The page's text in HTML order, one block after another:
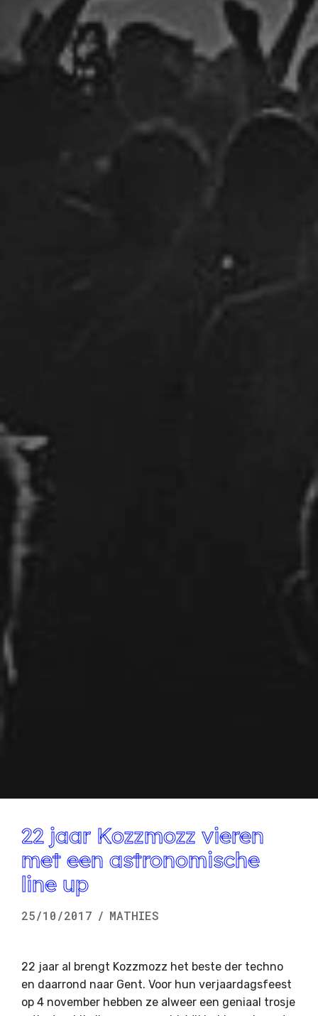
22 jaar Kozzmozz vieren
met een astronomische
line up
25/10/2017 / MATHIES
22 jaar al brengt Kozzmozz het beste der techno
en daarrond naar Gent. Voor hun verjaardagsfeest
op 4 november hebben ze alweer een geniaal trosje